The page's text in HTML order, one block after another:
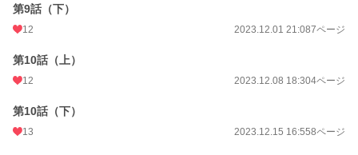
第9話（下）
12 2023.12.01 21:087ページ
第10話（上）
12 2023.12.08 18:304ページ
第10話（下）
13 2023.12.15 16:558ページ